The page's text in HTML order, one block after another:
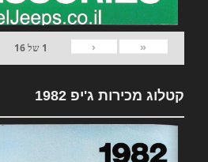
«
‹
1 של16
קטלוג מכירות ג'יפ 1982